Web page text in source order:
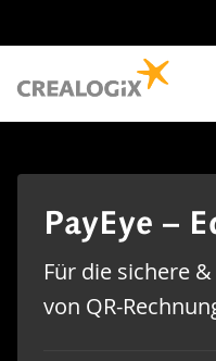
PayEye –
Für die sichere
von QR-